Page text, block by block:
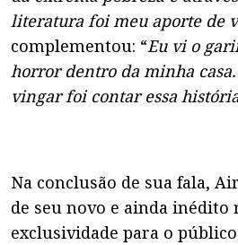
literatura foi meu aporte de
complementou: “Eu vi o
horror dentro da minha
vingar foi contar essa
Na conclusão de sua fala,
de seu novo e ainda inédito
exclusividade para o